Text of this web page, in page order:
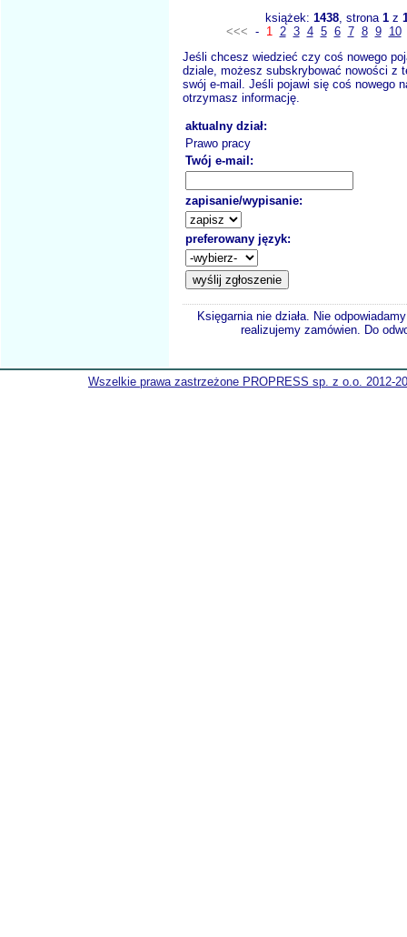
książek: 1438, strona 1z
<<< - 1 2 3 4 5 6 7 8 9
10
Jeśli chcesz wiedzieć czy coś nowego
dziale, możesz subskrybować nowości z
swój e-mail. Jeśli pojawi się coś nowego
otrzymasz informację.
aktualny dział:
Prawo pracy
Twój e-mail:
zapisanie/wypisanie:
preferowany język:
Księgarnia nie działa. Nie
realizujemy zamówien. Do
Wszelkie prawa zastrzeżone PROPRESS sp. z o.o. 2012-